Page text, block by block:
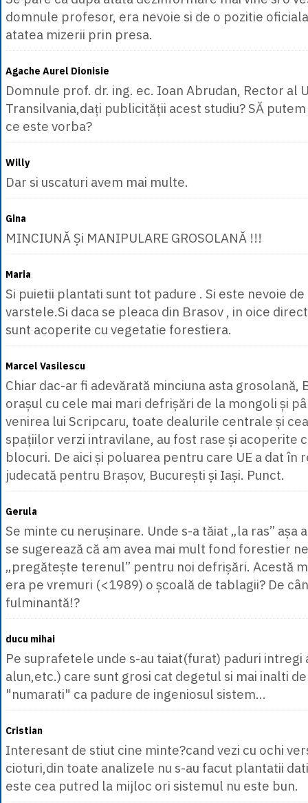
domnule profesor, era nevoie si de o pozitie
atatea mizerii prin presa.
Agache Aurel Dionisie
Domnule prof. dr. ing. ec. Ioan Abrudan, Rector al
Transilvania,dați publicității acest studiu? SĂ
ce este vorba?
Willy
Dar si uscaturi avem mai multe.
Gina
MINCIUNĂ Și MANIPULARE GROSOLANĂ !!!
Maria
Si puietii plantati sunt tot padure . Si este nevoie
varstele.Si daca se pleaca din Brasov , in oice
sunt acoperite cu vegetatie forestiera.
Marcel Vasilescu
Chiar dac-ar fi adevărată minciuna asta grosolană,
orașul cu cele mai mari defrișări de la mongoli și
venirea lui Scripcaru, toate dealurile centrale și
spațiilor verzi intravilane, au fost rase și acoperite
blocuri. De aici și poluarea pentru care UE a dat în
judecată pentru Brașov, București și Iași. Punct.
Gerula
Se minte cu nerușinare. Unde s-a tăiat „la ras” așa
se sugerează că am avea mai mult fond forestier
„pregătește terenul” pentru noi defrișări. Acestă
era pe vremuri (<1989) o școală de tablagii? De
fulminantă!?
ducu mihai
Pe suprafetele unde s-au taiat(furat) paduri intregi
alun,etc.) care sunt grosi cat degetul si mai inalti
"numarati" ca padure de ingeniosul sistem...
Cristian
Interesant de stiut cine minte?cand vezi cu ochi
cioturi,din toate analizele nu s-au facut plantatii
este cea putred la mijloc ori sistemul nu este bun.